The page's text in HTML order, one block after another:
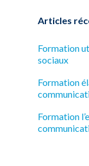
Articles
Formation
sociaux
Formation
Formation